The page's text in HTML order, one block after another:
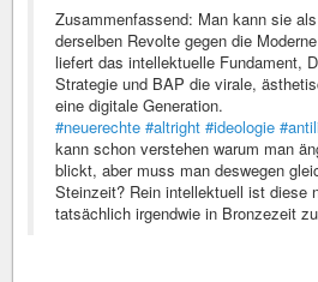
Zusammenfassend: Man kann sie
derselben Revolte gegen die
liefert das intellektuelle Fundament,
Strategie und BAP die virale,
eine digitale Generation.
#neuerechte #altright #ideologie
kann schon verstehen warum man
blickt, aber muss man deswegen
Steinzeit? Rein intellektuell ist diese
tatsächlich irgendwie in Bronzezeit